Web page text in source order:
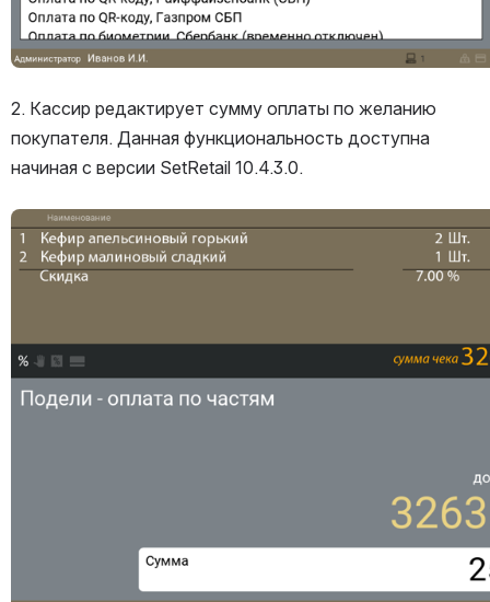
2. Кассир редактирует сумму оплаты по желанию
покупателя. Данная функциональность доступна
начиная с версии SetRetail 10.4.3.0.
Открыть файл «»